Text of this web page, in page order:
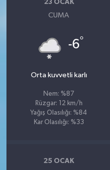
23 OCAK
CUMA
-6°
Orta kuvvetli karlı
Nem: %87
Rüzgar: 12 km/h
Yağış Olasılığı: %84
Kar Olasılığı: %33
25 OCAK